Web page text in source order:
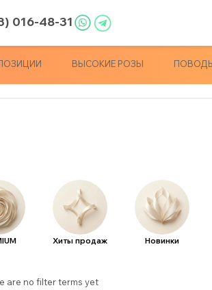
016-48-31
ВЫСОКИЕ РОЗЫ
Хиты продаж Новинки
are no filter terms yet